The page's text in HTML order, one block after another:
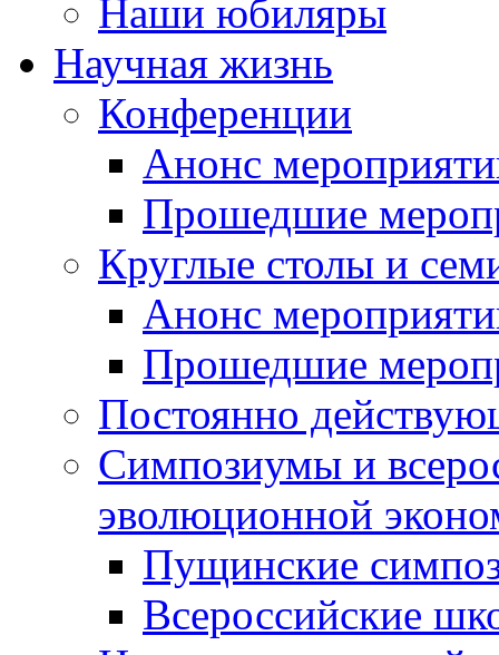
Наши юбиляры
Научная жизнь
Конференции
Анонс
Прошедшие
Круглые столы и
Анонс
Прошедшие
Постоянно
Симпозиумы и
эволюционной
Пущинские
Всероссийские